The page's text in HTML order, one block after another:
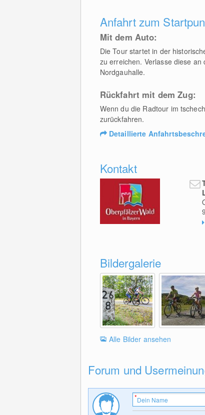
Anfahrt zum
Mit dem Auto:
Die Tour startet in der
zu erreichen. Verlasse diese
Nordgauhalle.
Rückfahrt mit dem Zug:
Wenn du die Radtour im
zurückfahren.
Detaillierte
Kontakt
Bildergalerie
Alle Bilder ansehen
Forum und